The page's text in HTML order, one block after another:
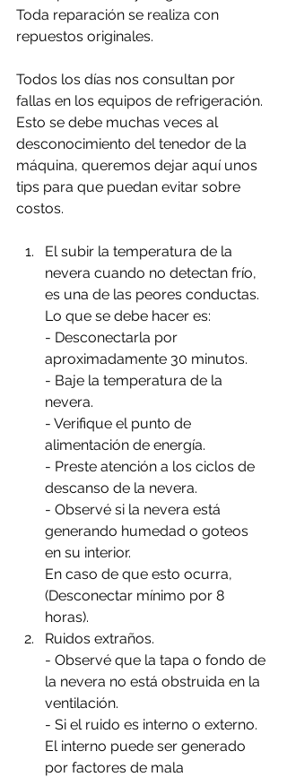
Toda reparación se realiza con
repuestos originales.
Todos los días nos consultan por
fallas en los equipos de refrigeración.
Esto se debe muchas veces al
desconocimiento del tenedor de la
máquina, queremos dejar aquí unos
tips para que puedan evitar sobre
costos.
El subir la temperatura de la
nevera cuando no detectan frío,
es una de las peores conductas.
Lo que se debe hacer es:
- Desconectarla por
aproximadamente 30 minutos.
- Baje la temperatura de la
nevera.
- Verifique el punto de
alimentación de energía.
- Preste atención a los ciclos de
descanso de la nevera.
- Observé si la nevera está
generando humedad o goteos
en su interior.
En caso de que esto ocurra,
(Desconectar mínimo por 8
horas).
Ruidos extraños.
- Observé que la tapa o fondo de
la nevera no está obstruida en la
ventilación.
- Si el ruido es interno o externo.
El interno puede ser generado
por factores de mala